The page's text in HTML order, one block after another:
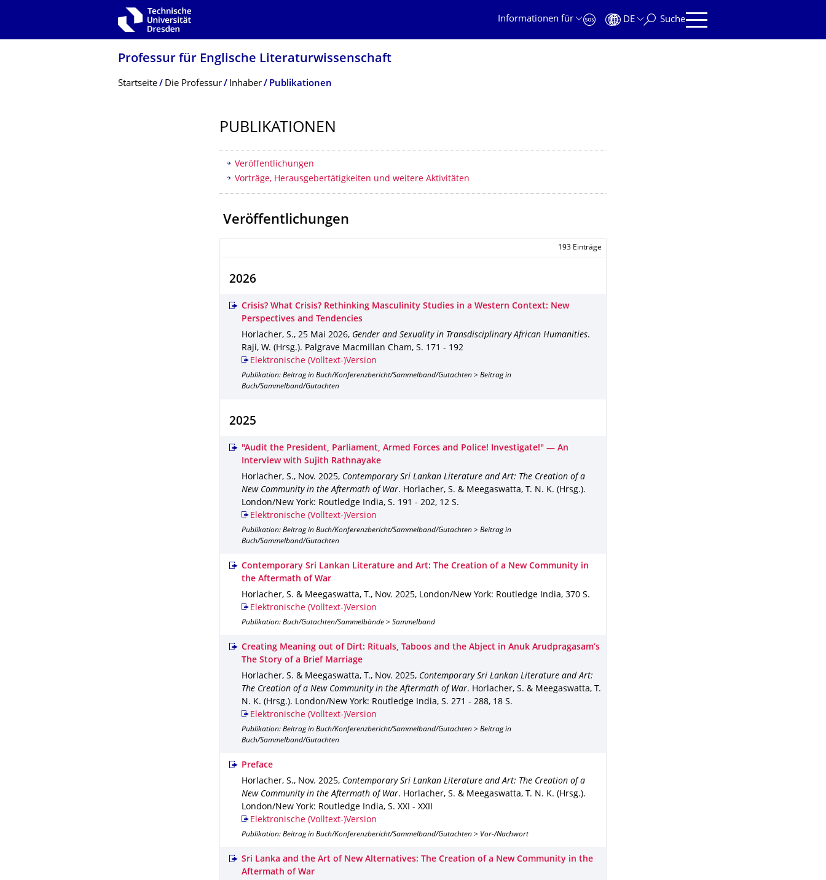
Zur Hauptnavigation springen
Informationen für
DE Suche
Professur für Englische Literaturwissen­schaft
Breadcrumb-Menü
Startseite Die Professur Inhaber Publikationen
PUBLIKATIONEN
Inhaltsverzeichnis
Veröffentlichungen
Vorträge, Herausgebertätigkeiten und weitere Aktivitäten
Veröffentlichungen
193 Einträge
2026
Crisis? What Crisis? Rethinking Masculinity Studies in a Western Context: New
Perspectives and Tendencies
Horlacher, S., 25 Mai 2026, Gender and Sexuality in Transdisciplinary African Humanities.
Raji, W. (Hrsg.). Palgrave Macmillan Cham, S. 171 - 192
Elektronische (Volltext-)Version
Publikation: Beitrag in Buch/Konferenzbericht/Sammelband/Gutachten > Beitrag in
Buch/Sammelband/Gutachten
2025
"Audit the President, Parliament, Armed Forces and Police! Investigate!" — An
Interview with Sujith Rathnayake
Horlacher, S., Nov. 2025, Contemporary Sri Lankan Literature and Art: The Creation of a
New Community in the Aftermath of War. Horlacher, S. & Meegaswatta, T. N. K. (Hrsg.).
London/New York: Routledge India, S. 191 - 202, 12 S.
Elektronische (Volltext-)Version
Publikation: Beitrag in Buch/Konferenzbericht/Sammelband/Gutachten > Beitrag in
Buch/Sammelband/Gutachten
Contemporary Sri Lankan Literature and Art: The Creation of a New Community in
the Aftermath of War
Horlacher, S. & Meegaswatta, T., Nov. 2025, London/New York: Routledge India, 370 S.
Elektronische (Volltext-)Version
Publikation: Buch/Gutachten/Sammelbände > Sammelband
Creating Meaning out of Dirt: Rituals, Taboos and the Abject in Anuk Arudpragasam’s
The Story of a Brief Marriage
Horlacher, S. & Meegaswatta, T., Nov. 2025, Contemporary Sri Lankan Literature and Art:
The Creation of a New Community in the Aftermath of War. Horlacher, S. & Meegaswatta, T.
N. K. (Hrsg.). London/New York: Routledge India, S. 271 - 288, 18 S.
Elektronische (Volltext-)Version
Publikation: Beitrag in Buch/Konferenzbericht/Sammelband/Gutachten > Beitrag in
Buch/Sammelband/Gutachten
Preface
Horlacher, S., Nov. 2025, Contemporary Sri Lankan Literature and Art: The Creation of a
New Community in the Aftermath of War. Horlacher, S. & Meegaswatta, T. N. K. (Hrsg.).
London/New York: Routledge India, S. XXI - XXII
Elektronische (Volltext-)Version
Publikation: Beitrag in Buch/Konferenzbericht/Sammelband/Gutachten > Vor-/Nachwort
Sri Lanka and the Art of New Alternatives: The Creation of a New Community in the
Aftermath of War